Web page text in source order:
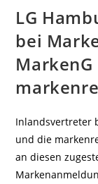
LG
bei
Inlandsvertreter
und die
an diesen